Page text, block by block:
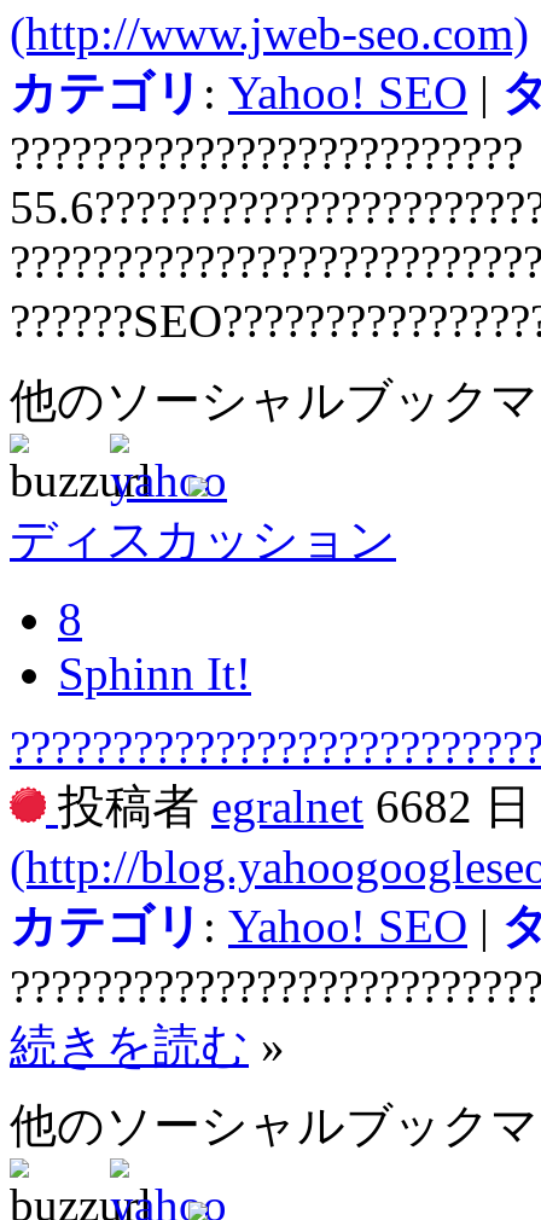
(http://www.jweb-seo.com)
カテゴリ : Yahoo! SEO |
?????????????????????????
他のソーシャルブック
ディスカッション
8
Sphinn It!
投稿者 egralnet 6682
(http://
カテゴリ : Yahoo! SEO |
続きを読む »
他のソーシャルブック